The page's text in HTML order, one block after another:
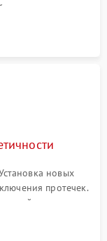
ремонт платы
проводки.
новых
протечек.
системы,
поплавка.